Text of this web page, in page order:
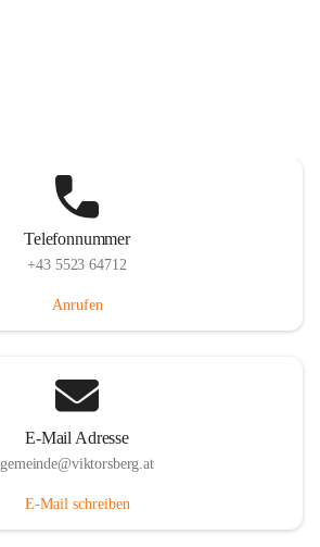
Telefonnummer
+43 5523 64712
Anrufen
E-Mail Adresse
gemeinde@viktorsberg.at
E-Mail schreiben